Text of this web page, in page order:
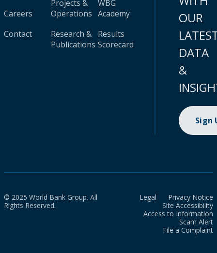
Careers
Contact
Projects &
Operations
Research &
Publications
WBG
Academy
Results
Scorecard
OUR
DATA
&
Sign
© 2025 World Bank Group. All
Rights Reserved.
Legal
Privacy Notice
Site Accessibility
Access to Information
Scam Alert
File a Complaint